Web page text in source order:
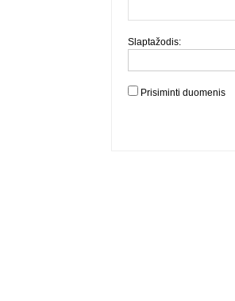
Slaptažodis:
Prisiminti duomenis